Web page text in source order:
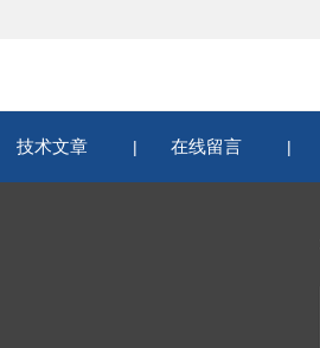
技术文章 | 在线留言 |